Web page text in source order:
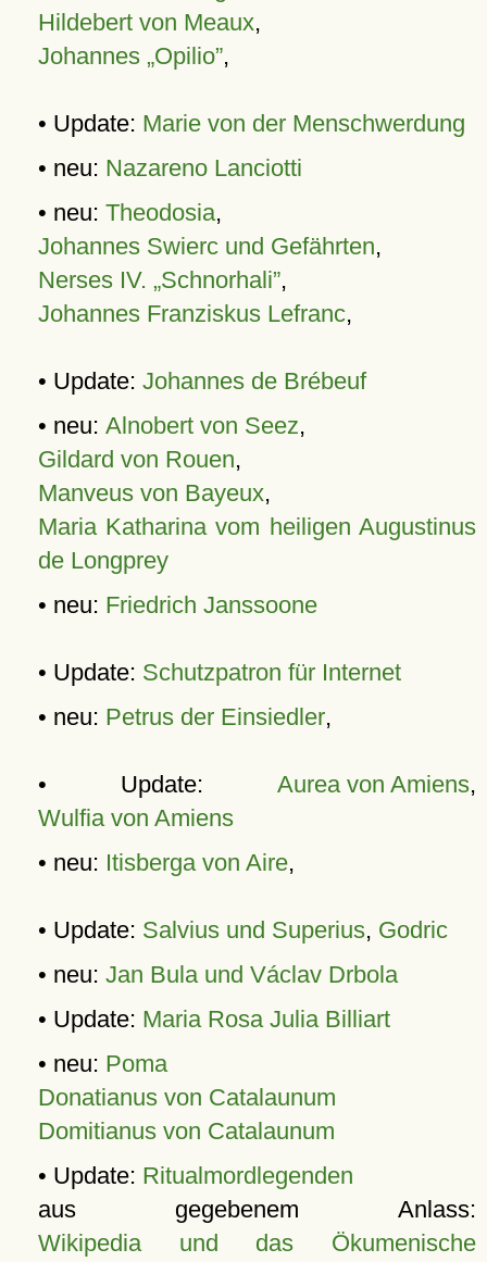
Hildebert von Meaux,
Johannes „Opilio”,
• Update: Marie von der Menschwerdung
• neu: Nazareno Lanciotti
• neu: Theodosia,
Johannes Swierc und Gefährten,
Nerses IV. „Schnorhali”,
Johannes Franziskus Lefranc,
• Update: Johannes de Brébeuf
• neu: Alnobert von Seez,
Gildard von Rouen,
Manveus von Bayeux,
Maria Katharina vom heiligen Augustinus
de Longprey
• neu: Friedrich Janssoone
• Update: Schutzpatron für Internet
• neu: Petrus der Einsiedler,
• Update: Aurea von Amiens,
Wulfia von Amiens
• neu: Itisberga von Aire,
• Update: Salvius und Superius, Godric
• neu: Jan Bula und Václav Drbola
• Update: Maria Rosa Julia Billiart
• neu: Poma
Donatianus von Catalaunum
Domitianus von Catalaunum
• Update: Ritualmordlegenden
aus gegebenem Anlass:
Wikipedia und das Ökumenische